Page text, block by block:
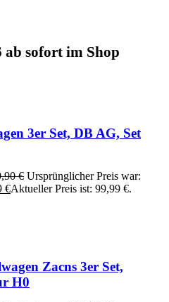
ab sofort im Shop
3er Set, DB AG, Set
€ Ursprünglicher Preis war:
€Aktueller Preis ist: 99,99 €.
Zacns 3er Set,
H0